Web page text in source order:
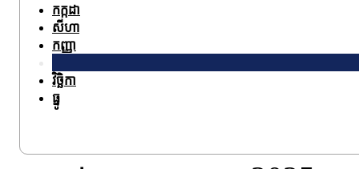
កក្កដា
សីហា
កញ្ញា
វិច្ឆិកា
ធ្នូ